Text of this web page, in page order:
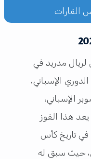
القارات
مدريد في
الدوري الإسباني،
الإسباني،
هذا الفوز
تاريخ كأس
حيث سبق له